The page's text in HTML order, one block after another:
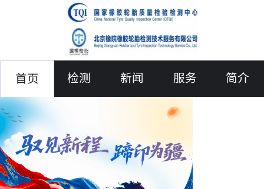
首页 检测 新闻 服务 简介
联络